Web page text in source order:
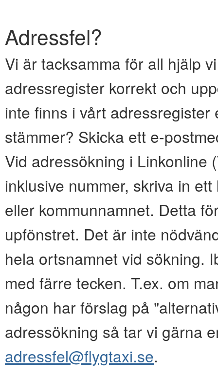
Adressfel?
Vi är tacksamma för all hjälp
adressregister korrekt och
inte finns i vårt
stämmer? Skicka ett e-
Vid adressökning i Linkonline
inklusive nummer, skriva in
eller kommunnamnet. Detta
upfönstret. Det är inte
hela ortsnamnet vid sökning.
med färre tecken. T.ex. om
någon har förslag på
adressökning så tar vi gärna
adressfel@flygtaxi.se.